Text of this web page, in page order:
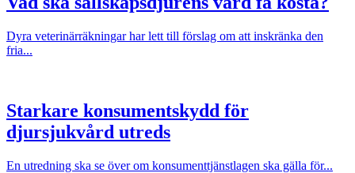
Dyra veterinärräkningar har lett till förslag om att inskränka den
fria...
Starkare konsumentskydd för
djursjukvård utreds
En utredning ska se över om konsumenttjänstlagen ska gälla för...